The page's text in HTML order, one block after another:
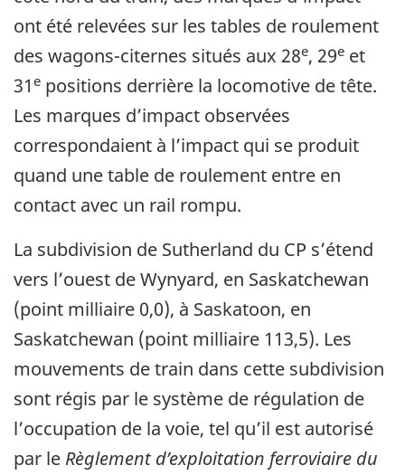
ont été relevées sur les tables de roulement
des wagons-citernes situés aux 28e, 29e et
31 e positions derrière la locomotive de tête.
Les marques d’impact observées
correspondaient à l’impact qui se produit
quand une table de roulement entre en
contact avec un rail rompu.
La subdivision de Sutherland du CP s’étend
vers l’ouest de Wynyard, en Saskatchewan
(point milliaire 0,0), à Saskatoon, en
Saskatchewan (point milliaire 113,5). Les
mouvements de train dans cette subdivision
sont régis par le système de régulation de
l’occupation de la voie, tel qu’il est autorisé
par le Règlement d’exploitation ferroviaire du